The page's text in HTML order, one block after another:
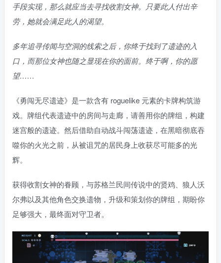
手段实现，那么就应当去寻找收割女神。只要此人付出辛
劳，她就会满足此人的渴望。
多年追寻传闻与空洞的线索之后，你终于找到了遗迹的入
口，而那位女神也随之显现在你的面前。终于啊，你的愿
望……
《勇闯无尽遗迹》是一款含有 roguelike 元素的卡牌构筑游
戏。牌组代表遗迹中的房间与走廊，请善用你的牌组，构建
迷宫般的遗迹。然后借助自动战斗闯荡遗迹，在黑暗彻底吞
噬你的火光之前，从被诅咒的居民身上收获尽可能多的光
辉。
获得收割女神的眷顾，与苏格兰民间传说中的贤鸡、狼人沃
尔弗以及其他角色交换遗物，升级和策划你的牌组，期盼你
足够强大，最终面对守卫者。